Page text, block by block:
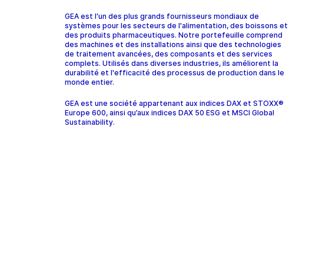
GEA est l'un des plus grands fournisseurs mondiaux de
systèmes pour les secteurs de l'alimentation, des boissons et
des produits pharmaceutiques. Notre portefeuille comprend
des machines et des installations ainsi que des technologies
de traitement avancées, des composants et des services
complets. Utilisés dans diverses industries, ils améliorent la
durabilité et l'efficacité des processus de production dans le
monde entier.
GEA est une société appartenant aux indices DAX et STOXX®
Europe 600, ainsi qu’aux indices DAX 50 ESG et MSCI Global
Sustainability.